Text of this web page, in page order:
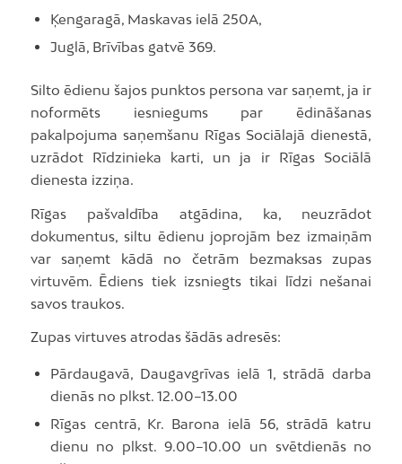
Ķengaragā, Maskavas ielā 250A,
Juglā, Brīvības gatvē 369.
Silto ēdienu šajos punktos persona var saņemt, ja ir
noformēts iesniegums par ēdināšanas
pakalpojuma saņemšanu Rīgas Sociālajā dienestā,
uzrādot Rīdzinieka karti, un ja ir Rīgas Sociālā
dienesta izziņa.
Rīgas pašvaldība atgādina, ka, neuzrādot
dokumentus, siltu ēdienu joprojām bez izmaiņām
var saņemt kādā no četrām bezmaksas zupas
virtuvēm. Ēdiens tiek izsniegts tikai līdzi nešanai
savos traukos.
Zupas virtuves atrodas šādās adresēs:
Pārdaugavā, Daugavgrīvas ielā 1, strādā darba
dienās no plkst. 12.00–13.00
Rīgas centrā, Kr. Barona ielā 56, strādā katru
dienu no plkst. 9.00–10.00 un svētdienās no